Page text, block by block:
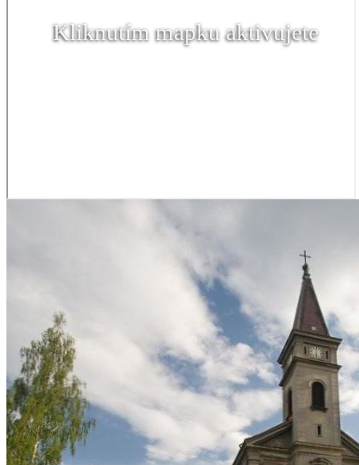
Kliknutím mapku aktivujete